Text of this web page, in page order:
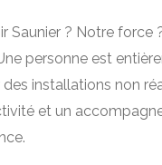
Saunier ? Notre force
personne est
des installations non
et un